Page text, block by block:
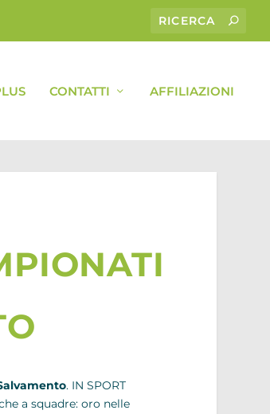
CONTATTI AFFILIAZIONI
. IN SPORT
a squadre: oro nelle